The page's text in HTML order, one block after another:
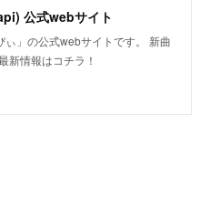
公式webサイト
ぃ」の公式webサイトです。 新曲
新情報はコチラ！